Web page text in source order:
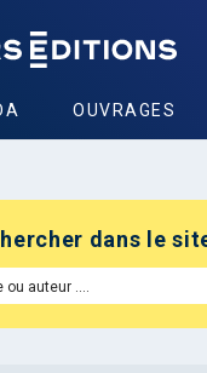
OUVRAGES
dans le